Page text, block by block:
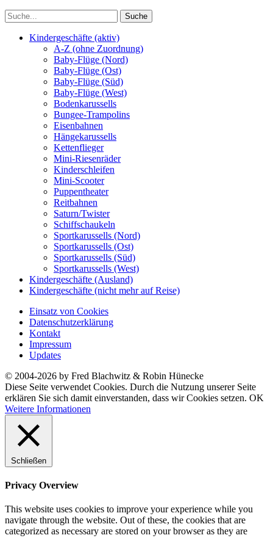
Kindergeschäfte (aktiv)
A-Z (ohne Zuordnung)
Baby-Flüge (Nord)
Baby-Flüge (Ost)
Baby-Flüge (Süd)
Baby-Flüge (West)
Bodenkarussells
Bungee-Trampolins
Eisenbahnen
Hängekarussells
Kettenflieger
Mini-Riesenräder
Kinderschleifen
Mini-Scooter
Puppentheater
Reitbahnen
Saturn/Twister
Schiffschaukeln
Sportkarussells (Nord)
Sportkarussells (Ost)
Sportkarussells (Süd)
Sportkarussells (West)
Kindergeschäfte (Ausland)
Kindergeschäfte (nicht mehr auf Reise)
Einsatz von Cookies
Datenschutzerklärung
Kontakt
Impressum
Updates
© 2004-2026 by Fred Blachwitz & Robin Hünecke
Diese Seite verwendet Cookies. Durch die Nutzung unserer Seite
erklären Sie sich damit einverstanden, dass wir Cookies setzen. OK
Weitere Informationen
Schließen
Privacy Overview
This website uses cookies to improve your experience while you
navigate through the website. Out of these, the cookies that are
categorized as necessary are stored on your browser as they are